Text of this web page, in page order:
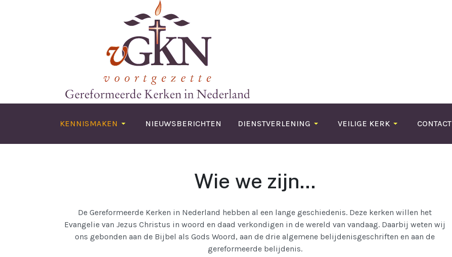
KENNISMAKEN NIEUWSBERICHTEN DIENSTVERLENING VEILIGE KERK CONTACT
Wie we zijn...
De Gereformeerde Kerken in Nederland hebben al een lange geschiedenis. Deze kerken willen het
Evangelie van Jezus Christus in woord en daad verkondigen in de wereld van vandaag. Daarbij weten wij
ons gebonden aan de Bijbel als Gods Woord, aan de drie algemene belijdenisgeschriften en aan de
gereformeerde belijdenis.